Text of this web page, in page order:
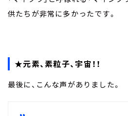
供たちが非常に多かったです。
★元素、素粒子、宇宙！！
最後に、こんな声がありました。